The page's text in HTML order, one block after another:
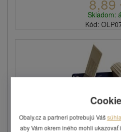
8,89
Skladom:
Kód:
Obaly.cz a partneri potrebujú Váš
aby Vám okrem iného mohli